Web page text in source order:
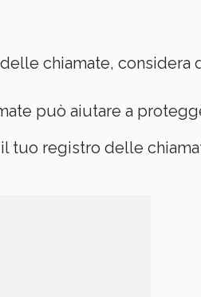
chiamate, considera
può aiutare a
registro delle